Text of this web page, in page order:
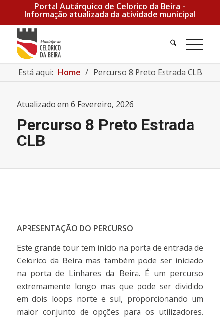
Portal Autárquico de Celorico da Beira -
Informação atualizada da atividade municipal
Está aqui: Home / Percurso 8 Preto Estrada CLB
Atualizado em 6 Fevereiro, 2026
Percurso 8 Preto Estrada
CLB
APRESENTAÇÃO DO PERCURSO
Este grande tour tem início na porta de entrada de
Celorico da Beira mas também pode ser iniciado
na porta de Linhares da Beira. É um percurso
extremamente longo mas que pode ser dividido
em dois loops norte e sul, proporcionando um
maior conjunto de opções para os utilizadores.